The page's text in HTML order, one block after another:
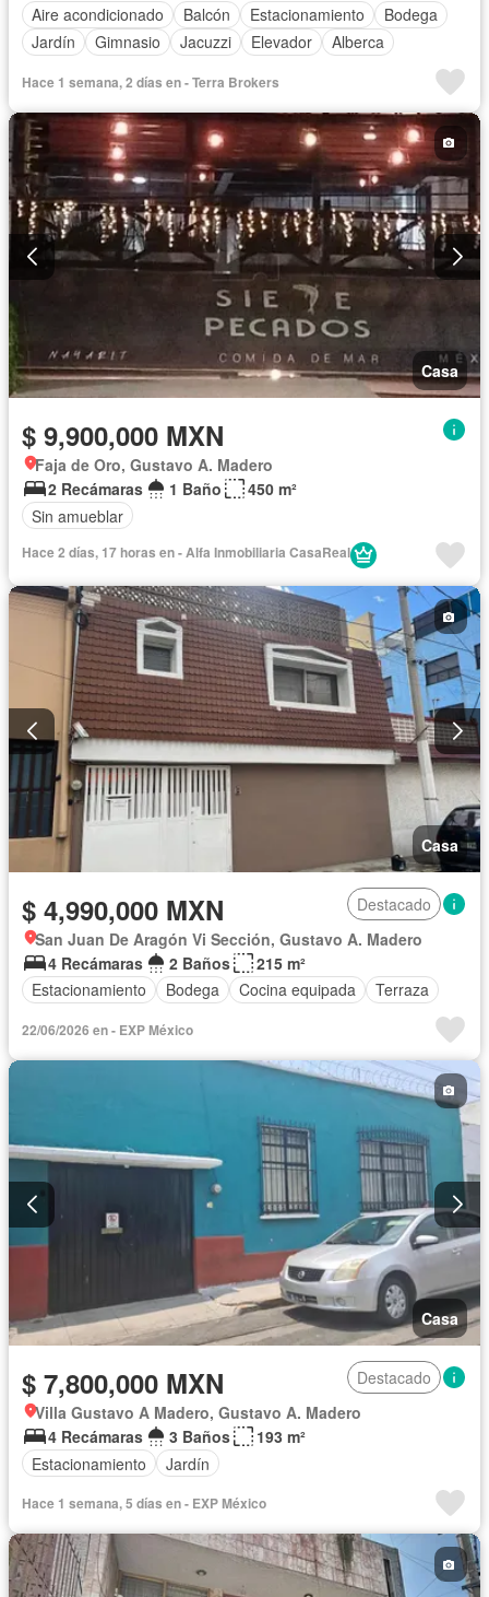
Aire acondicionado
Balcón Estacionamiento
Bodega
Jardín
Gimnasio Jacuzzi Elevador Alberca
Hace 1 semana, 2 días en - Terra Brokers
Casa
$ 9,900,000 MXN
Faja de Oro, Gustavo A. Madero
2 Recámaras
1 Baño
450 m²
Sin amueblar
Hace 2 días, 17 horas en - Alfa Inmobiliaria CasaReal
Casa
$ 4,990,000 MXN
Destacado
San Juan De Aragón Vi Sección, Gustavo A. Madero
4 Recámaras
2 Baños
215 m²
Estacionamiento
Bodega Cocina equipada Terraza
22/06/2026 en - EXP México
Casa
$ 7,800,000 MXN
Destacado
Villa Gustavo A Madero, Gustavo A. Madero
4 Recámaras
3 Baños
193 m²
Estacionamiento
Jardín
Hace 1 semana, 5 días en - EXP México